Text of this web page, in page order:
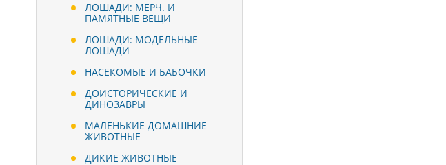
ЛОШАДИ: МЕРЧ. И
ПАМЯТНЫЕ ВЕЩИ
ЛОШАДИ: МОДЕЛЬНЫЕ
ЛОШАДИ
НАСЕКОМЫЕ И БАБОЧКИ
ДОИСТОРИЧЕСКИЕ И
ДИНОЗАВРЫ
МАЛЕНЬКИЕ ДОМАШНИЕ
ЖИВОТНЫЕ
ДИКИЕ ЖИВОТНЫЕ